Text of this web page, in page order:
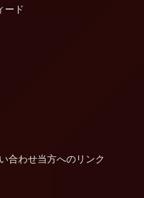
ード
合わせ当方へのリンク